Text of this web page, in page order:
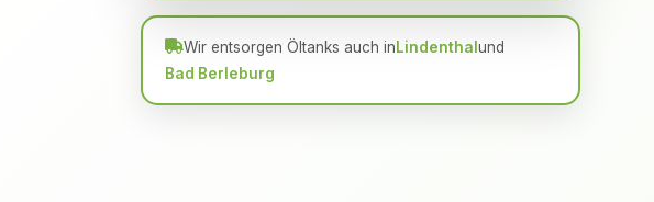
Wir entsorgen Öltanks auch inLindenthalund
Bad Berleburg